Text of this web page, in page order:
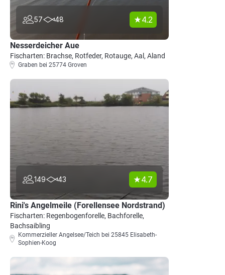
57 48 4.2
Nesserdeicher Aue
Fischarten: Brachse, Rotfeder, Rotauge, Aal, Aland
Graben bei 25774 Groven
149 43 4.7
Rini's Angelmeile (Forellensee Nordstrand)
Fischarten: Regenbogenforelle, Bachforelle,
Bachsaibling
Kommerzieller Angelsee/Teich bei 25845 Elisabeth-
Sophien-Koog